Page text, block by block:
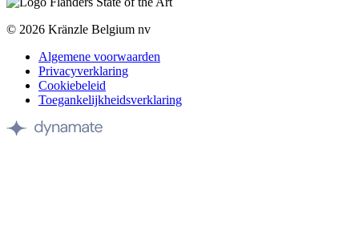
©️ 2026 Kränzle Belgium nv
Algemene voorwaarden
Privacyverklaring
Cookiebeleid
Toegankelijkheidsverklaring
Site